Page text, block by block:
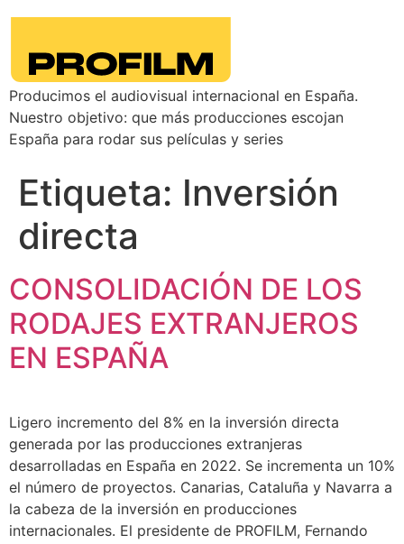
Producimos el audiovisual internacional en España.
Nuestro objetivo: que más producciones escojan
España para rodar sus películas y series
Etiqueta: Inversión
directa
CONSOLIDACIÓN DE LOS
RODAJES EXTRANJEROS
EN ESPAÑA
Ligero incremento del 8% en la inversión directa
generada por las producciones extranjeras
desarrolladas en España en 2022. Se incrementa un 10%
el número de proyectos. Canarias, Cataluña y Navarra a
la cabeza de la inversión en producciones
internacionales. El presidente de PROFILM, Fernando